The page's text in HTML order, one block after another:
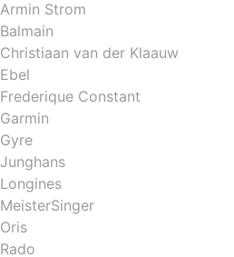
Armin Strom
Balmain
Christiaan van der Klaauw
Ebel
Frederique Constant
Garmin
Gyre
Junghans
Longines
MeisterSinger
Oris
Rado